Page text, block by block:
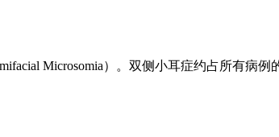
Microsomia）。双侧小耳症约占所有病例